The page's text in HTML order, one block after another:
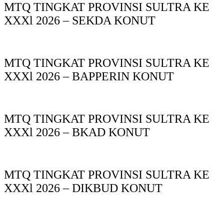
MTQ TINGKAT PROVINSI SULTRA KE
XXXl 2026 – SEKDA KONUT
MTQ TINGKAT PROVINSI SULTRA KE
XXXl 2026 – BAPPERIN KONUT
MTQ TINGKAT PROVINSI SULTRA KE
XXXl 2026 – BKAD KONUT
MTQ TINGKAT PROVINSI SULTRA KE
XXXl 2026 – DIKBUD KONUT